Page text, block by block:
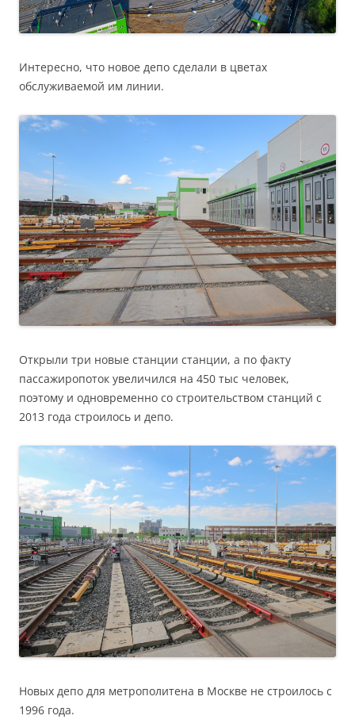
Интересно, что новое депо сделали в цветах
обслуживаемой им линии.
Открыли три новые станции станции, а по факту
пассажиропоток увеличился на 450 тыс человек,
поэтому и одновременно со строительством станций с
2013 года строилось и депо.
Новых депо для метрополитена в Москве не строилось с
1996 года.